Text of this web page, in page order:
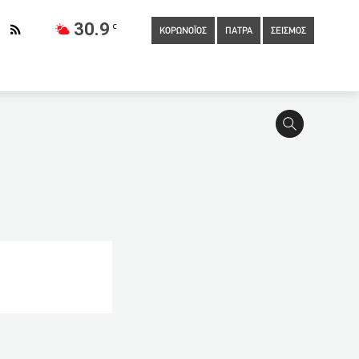
30.9 C
ΚΟΡΩΝΟΪΟΣ ΠΑΤΡΑ ΣΕΙΣΜΟΣ
12:55 Δένδιας: Θα
Η κατάθεση της «ψυχολόγου»: Η Καρολάιν